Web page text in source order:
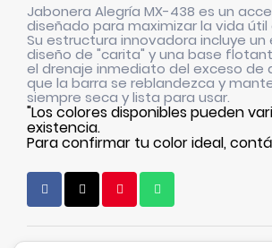
Jabonera Alegría MX-438 es un
diseñado para maximizar la vida útil
Su estructura innovadora incluye un
diseño de "carita" y una base
el drenaje inmediato del exceso de
que la barra se reblandezca y
siempre seca y lista para usar.
"Los colores disponibles pueden
existencia.
Para confirmar tu color ideal,